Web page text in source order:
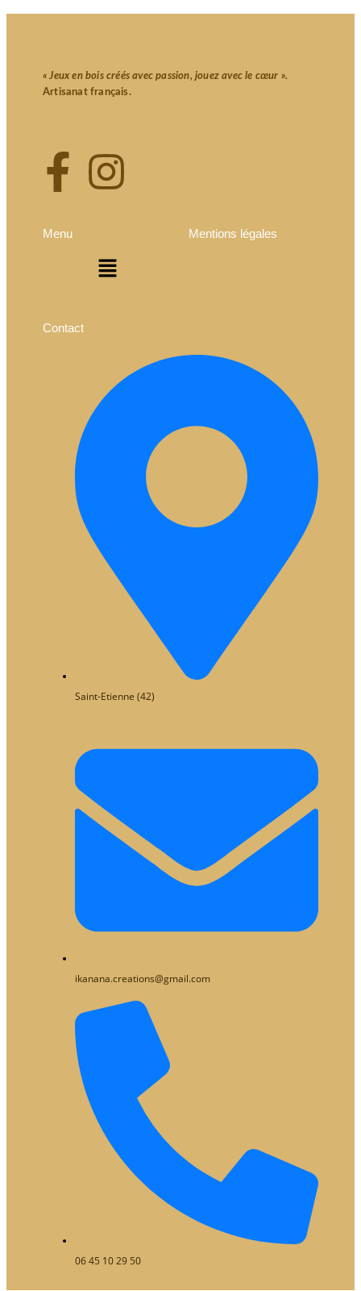
« Jeux en bois créés avec passion, jouez avec le cœur ».
Artisanat français.
Menu Mentions légales
Contact
Saint-Etienne (42)
ikanana.creations@gmail.com
06 45 10 29 50